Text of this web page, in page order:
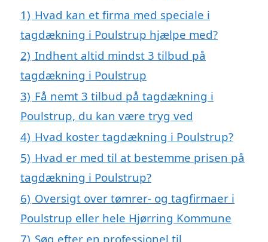
1) Hvad kan et firma med speciale i
tagdækning i Poulstrup hjælpe med?
2) Indhent altid mindst 3 tilbud på
tagdækning i Poulstrup
3) Få nemt 3 tilbud på tagdækning i
Poulstrup, du kan være tryg ved
4) Hvad koster tagdækning i Poulstrup?
5) Hvad er med til at bestemme prisen på
tagdækning i Poulstrup?
6) Oversigt over tømrer- og tagfirmaer i
Poulstrup eller hele Hjørring Kommune
7) Søg efter en professionel til